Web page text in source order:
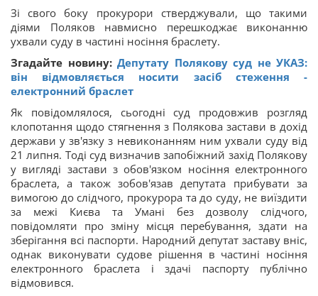
Зі свого боку прокурори стверджували, що такими
діями Поляков навмисно перешкоджає виконанню
ухвали суду в частині носіння браслету.
Згадайте новину: Депутату Полякову суд не УКАЗ:
він відмовляється носити засіб стеження -
електронний браслет
Як повідомлялося, сьогодні суд продовжив розгляд
клопотання щодо стягнення з Полякова застави в дохід
держави у зв'язку з невиконанням ним ухвали суду від
21 липня. Тоді суд визначив запобіжний захід Полякову
у вигляді застави з обов'язком носіння електронного
браслета, а також зобов'язав депутата прибувати за
вимогою до слідчого, прокурора та до суду, не виїздити
за межі Києва та Умані без дозволу слідчого,
повідомляти про зміну місця перебування, здати на
зберігання всі паспорти. Народний депутат заставу вніс,
однак виконувати судове рішення в частині носіння
електронного браслета і здачі паспорту публічно
відмовився.